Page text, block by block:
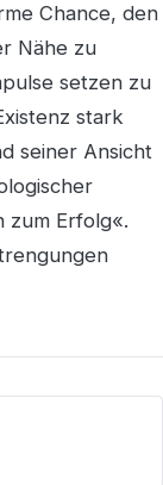
Chance, den
Nähe zu
setzen zu
stark
seiner Ansicht
zum Erfolg«.